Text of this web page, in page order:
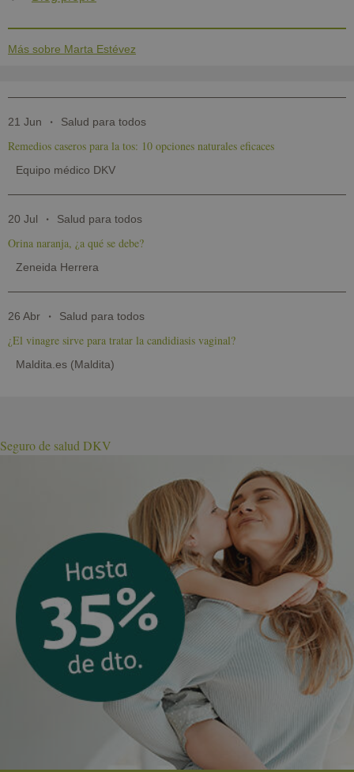
Más sobre Marta Estévez
21 Jun Salud para todos
Remedios caseros para la tos: 10 opciones naturales eficaces
Equipo médico DKV
20 Jul Salud para todos
Orina naranja, ¿a qué se debe?
Zeneida Herrera
26 Abr Salud para todos
¿El vinagre sirve para tratar la candidiasis vaginal?
Maldita.es (Maldita)
Seguro de salud DKV